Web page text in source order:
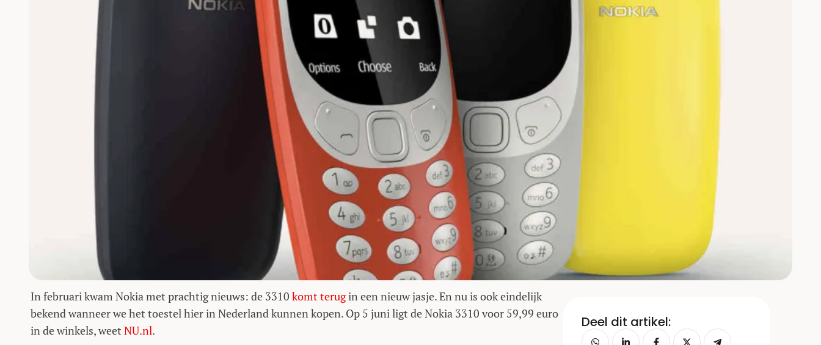
In februari kwam Nokia met prachtig nieuws: de 3310 komt terugin een nieuw jasje. En nu is ook eindelijk
bekend wanneer we het toestel hier in Nederland kunnen kopen. Op 5 juni ligt de Nokia 3310 voor 59,99 euro
in de winkels, weet NU.nl. Deel dit artikel: